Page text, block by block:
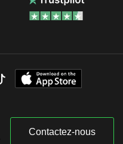
Contactez-nous